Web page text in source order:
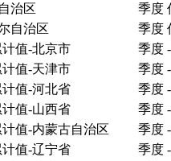
治区
季度
自治区
季度
值-北京市
季度 -
值-天津市
季度 -
值-河北省
季度 -
值-山西省
季度 -
值-内蒙古自治区
季度 -
值-辽宁省
季度 -